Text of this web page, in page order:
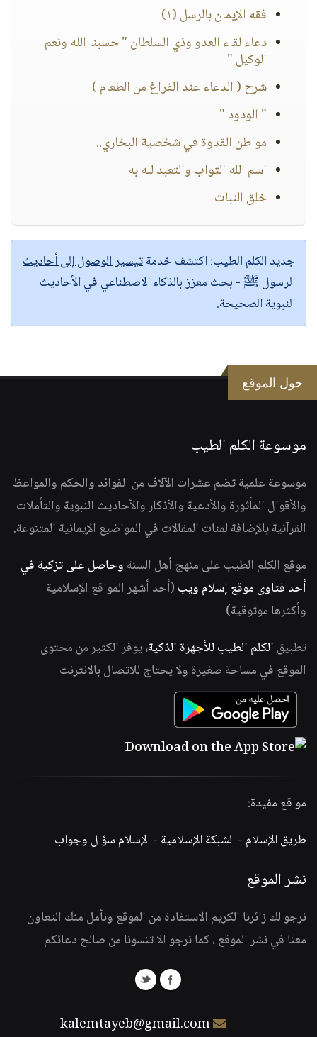
فقه الإيمان بالرسل (١)
دعاء لقاء العدو وذي السلطان " حسبنا الله ونعم
الوكيل "
شرح ( الدعاء عند الفراغ من الطعام )
" الودود "
مواطن القدوة في شخصية البخاري..
اسم الله التواب والتعبد لله به
خلق النبات
جديد الكلم الطيب:اكتشف خدمةتيسير الوصول إلى أحاديث
الرسول ﷺ - بحث معزز بالذكاء الاصطناعي في الأحاديث
النبوية الصحيحة.
حول الموقع
موسوعة الكلم الطيب
موسوعة علمية تضم عشرات الآلاف من الفوائد والحكم والمواعظ
والأقوال المأثورة والأدعية والأذكار والأحاديث النبوية والتأملات
القرآنية بالإضافة لمئات المقالات في المواضيع الإيمانية المتنوعة.
موقع الكلم الطيب على منهج أهل السنة وحاصل على تزكية في
أحد فتاوى موقع إسلام ويب (أحد أشهر المواقع الإسلامية
وأكثرها موثوقية)
تطبيق الكلم الطيب للأجهزة الذكية، يوفر الكثير من محتوى
الموقع في مساحة صغيرة ولا يحتاج للاتصال بالانترنت
مواقع مفيدة:
طريق الإسلام -الشبكة الإسلامية -الإسلام سؤال وجواب
نشر الموقع
نرجو لك زائرنا الكريم الاستفادة من الموقع ونأمل منك التعاون
معنا في نشر الموقع ، كما نرجو الا تنسونا من صالح دعائكم
kalemtayeb@gmail.com